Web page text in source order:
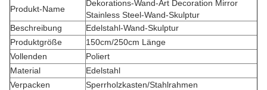
Produkt-Name
Dekorations-Wand-Art Decoration Mirror
Stainless Steel-Wand-Skulptur
Beschreibung
Edelstahl-Wand-Skulptur
Produktgröße
150cm/250cm Länge
Vollenden
Poliert
Material
Edelstahl
Verpacken
Sperrholzkasten/Stahlrahmen